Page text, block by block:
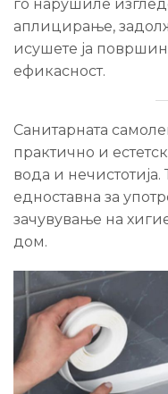
го нарушиле
аплицирање,
исушете ја
ефикасност.
Санитарната
практично и
вода и нечистотија.
едноставна за
зачувување на
дом.